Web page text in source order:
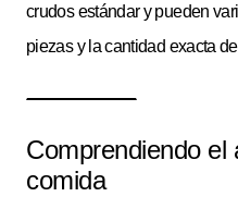
crudos estándar y pueden
piezas y la cantidad exacta
Comprendiendo el
comida